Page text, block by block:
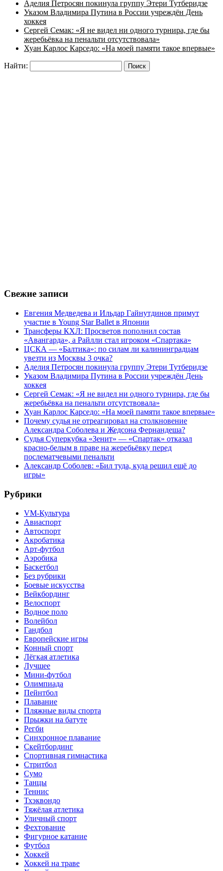
Аделия Петросян покинула группу Этери Тутберидзе
Указом Владимира Путина в России учреждён День
хоккея
Сергей Семак: «Я не видел ни одного турнира, где бы
жеребьёвка на пенальти отсутствовала»
Хуан Карлос Карседо: «На моей памяти такое впервые»
Найти:
Свежие записи
Евгения Медведева и Ильдар Гайнутдинов примут
участие в Young Star Ballet в Японии
Трансферы КХЛ: Просветов пополнил состав
«Авангарда», а Райлли стал игроком «Спартака»
ЦСКА — «Балтика»: по силам ли калининградцам
увезти из Москвы 3 очка?
Аделия Петросян покинула группу Этери Тутберидзе
Указом Владимира Путина в России учреждён День
хоккея
Сергей Семак: «Я не видел ни одного турнира, где бы
жеребьёвка на пенальти отсутствовала»
Хуан Карлос Карседо: «На моей памяти такое впервые»
Почему судья не отреагировал на столкновение
Александра Соболева и Жедсона Фернандеша?
Судья Суперкубка «Зенит» — «Спартак» отказал
красно-белым в праве на жеребьёвку перед
послематчевыми пенальти
Александр Соболев: «Бил туда, куда решил ещё до
игры»
Рубрики
VM-Культура
Авиаспорт
Автоспорт
Акробатика
Арт-футбол
Аэробика
Баскетбол
Без рубрики
Боевые искусства
Вейкбординг
Велоспорт
Водное поло
Волейбол
Гандбол
Европейские игры
Конный спорт
Лёгкая атлетика
Лучшее
Мини-футбол
Олимпиада
Пейнтбол
Плавание
Пляжные виды спорта
Прыжки на батуте
Регби
Синхронное плавание
Скейтбординг
Спортивная гимнастика
Стритбол
Сумо
Танцы
Теннис
Тхэквондо
Тяжёлая атлетика
Уличный спорт
Фехтование
Фигурное катание
Футбол
Хоккей
Хоккей на траве